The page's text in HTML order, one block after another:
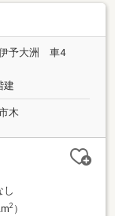
予大洲 車4
建
木
し
2）